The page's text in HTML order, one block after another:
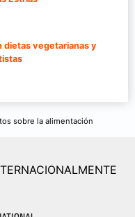
dietas vegetarianas y
sobre la alimentación